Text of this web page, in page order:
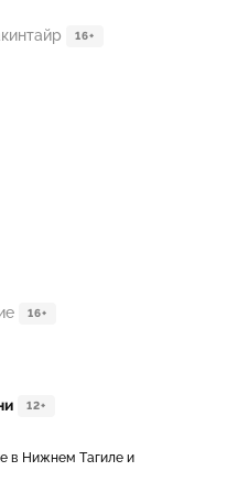
16+
16+
12+
в Нижнем Тагиле и